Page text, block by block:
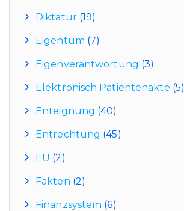
Diktatur(19)
Eigentum (7)
Eigenverantwortung (3)
Elektronisch Patientenakte (5)
Enteignung (40)
Entrechtung (45)
EU (2)
Fakten (2)
Finanzsystem (6)